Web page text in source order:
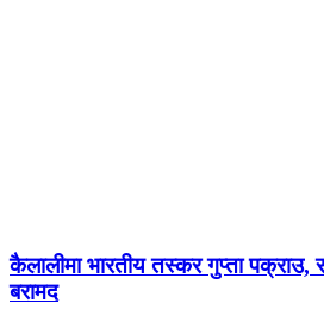
कैलालीमा भारतीय तस्कर गुप्ता
बरामद